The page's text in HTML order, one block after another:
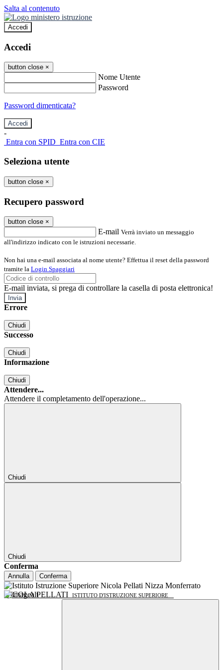
Salta al contenuto
Accedi
Accedi
button close ×
Nome Utente
Password
Password dimenticata?
-
Entra con SPID Entra con CIE
Seleziona utente
button close ×
Recupero password
button close ×
E-mail Verrà inviato un messaggio
all'indirizzo indicato con le istruzioni necessarie.
Non hai una e-mail associata al nome utente? Effettua il reset della password
tramite la Login Spaggiari
E-mail inviata, si prega di controllare la casella di posta elettronica!
Errore
Chiudi
Successo
Chiudi
Informazione
Chiudi
Attendere...
Attendere il completamento dell'operazione...
Chiudi
Chiudi
Conferma
Annulla Conferma
NICOLA PELLATI ISTITUTO D'ISTRUZIONE SUPERIORE